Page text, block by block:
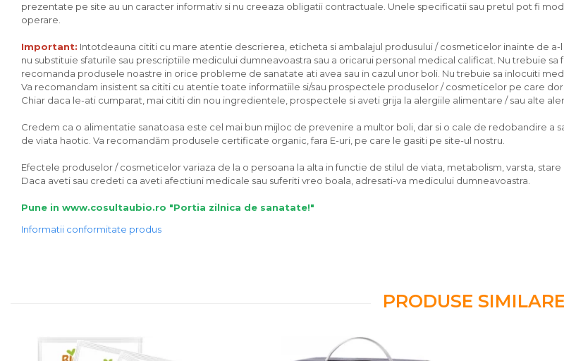
Terci bio
Dulciuri
Ciocolata
Dulceturi, gemuri, compoturi
Creme
Bomboane, Caramele si Jeleuri
Biscuiti si napolitane
Inghetata
Batoane
Guma de mestecat bio
Snacksuri
Mirodenii
Maioneza bio
prezentate pe site au un caracter informativ si nu creeaza obligatii contractuale. Unele specificatii sau pretul pot fi
operare.
Important: Intotdeauna cititi cu mare atentie descrierea, eticheta si ambalajul produsului / cosmeticelor inainte de
nu substituie sfaturile sau prescriptiile medicului dumneavoastra sau a oricarui personal medical calificat. Nu trebuie
recomanda produsele noastre in orice probleme de sanatate ati avea sau in cazul unor boli. Nu trebuie sa inlocuiti
Va recomandam insistent sa cititi cu atentie toate informatiile si/sau prospectele produselor / cosmeticelor pe care
Chiar daca le-ati cumparat, mai cititi din nou ingredientele, prospectele si aveti grija la alergiile alimentare / sau alte
Credem ca o alimentatie sanatoasa este cel mai bun mijloc de prevenire a multor boli, dar si o cale de redobandire a
de viata haotic. Va recomandăm produsele certificate organic, fara E-uri, pe care le gasiti pe site-ul nostru.
Efectele produselor / cosmeticelor variaza de la o persoana la alta in functie de stilul de viata, metabolism, varsta, stare
Daca aveti sau credeti ca aveti afectiuni medicale sau suferiti vreo boala, adresati-va medicului dumneavoastra.
Pune in www.cosultaubio.ro "Portia zilnica de sanatate!"
Informatii conformitate produs
PRODUSE SIMILARE